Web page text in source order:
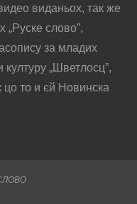
виданьох, так же
слово”,
за младих
културу „Шветлосц”,
цо то и єй Новинска